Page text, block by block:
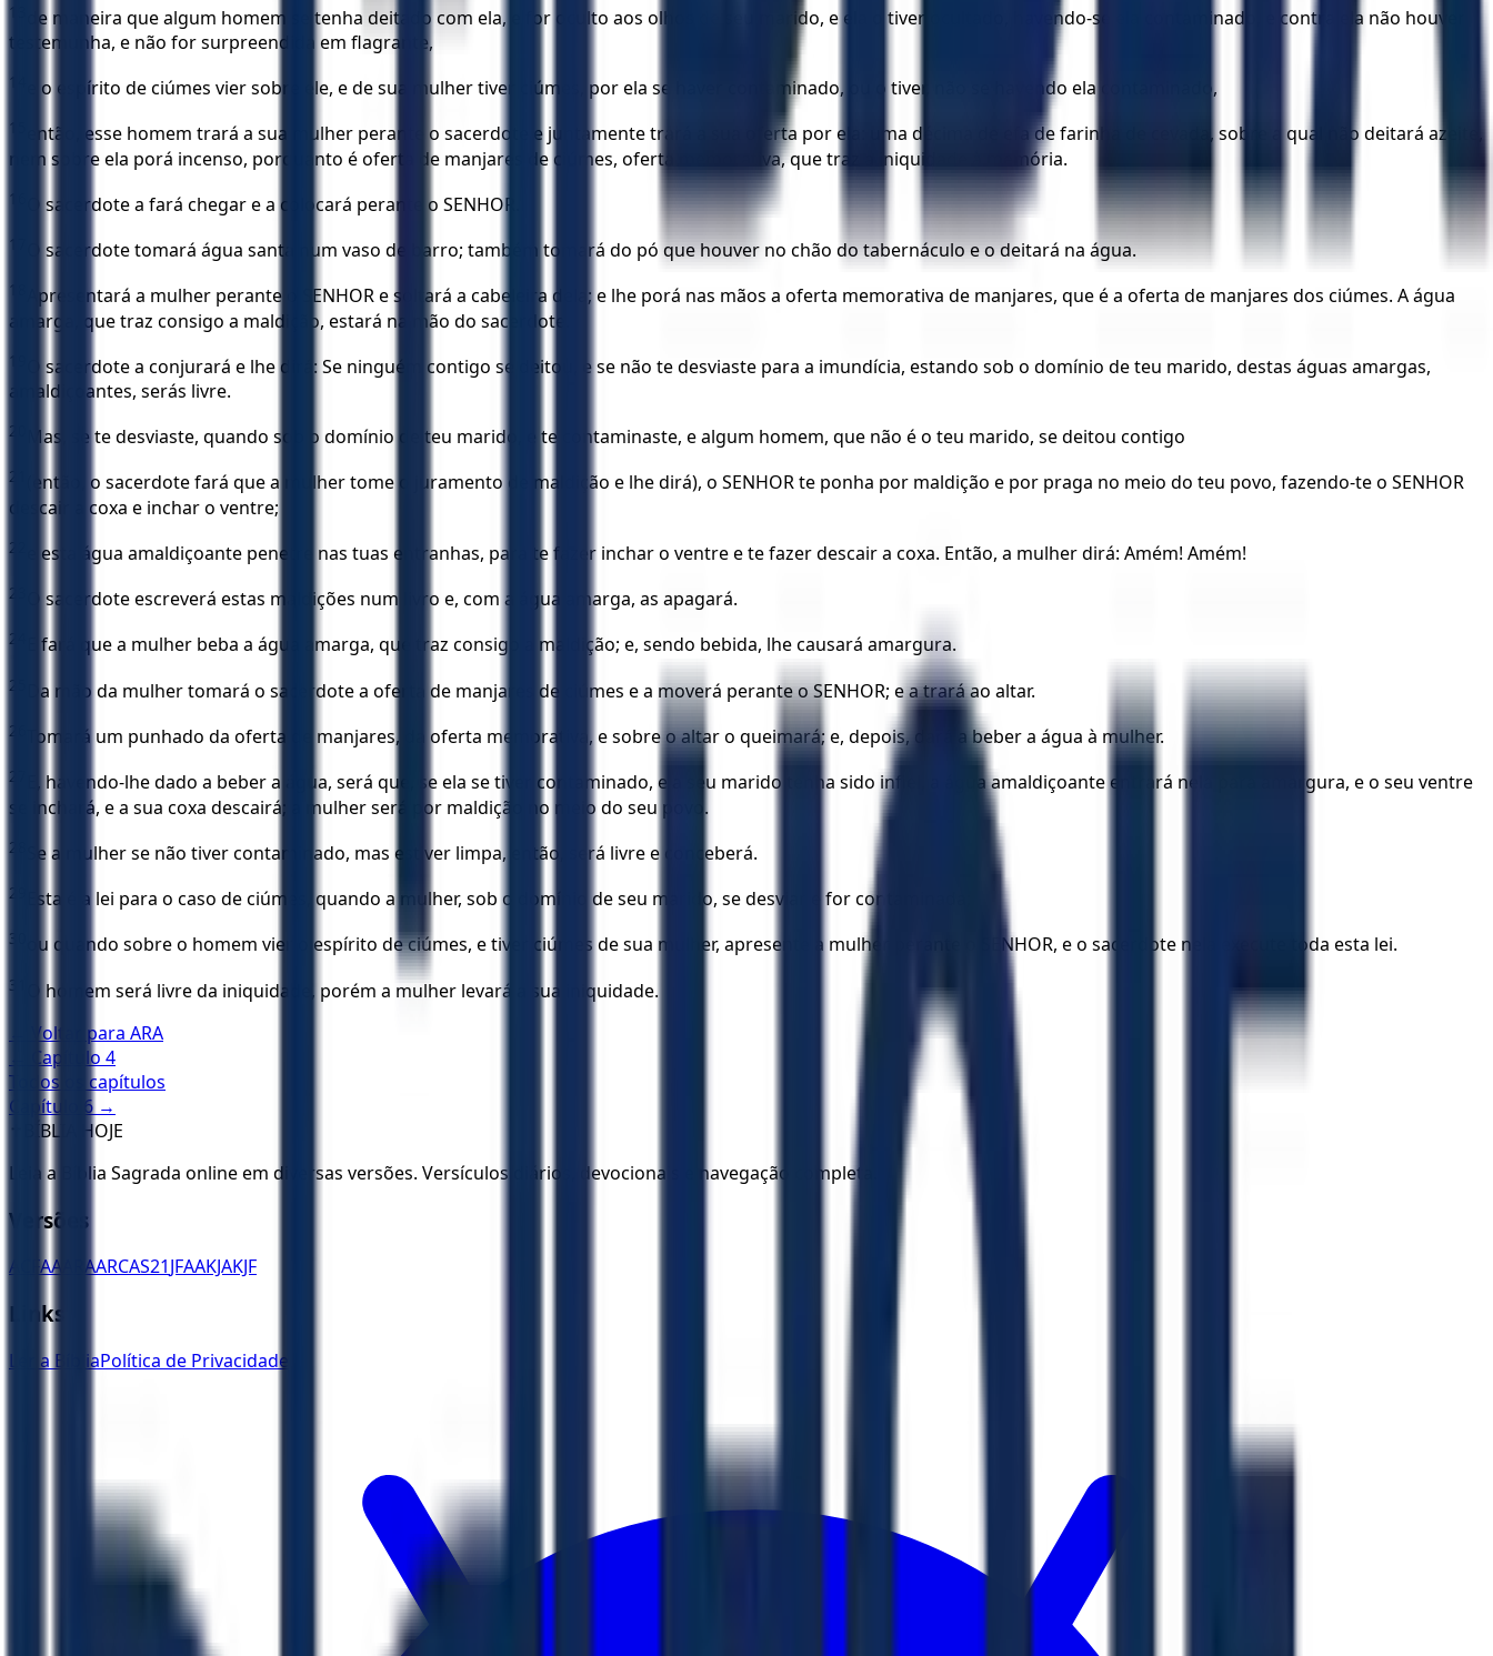
13
de maneira que algum homem se tenha deitado com ela, e for oculto aos olhos de seu marido, e ela o tiver ocultado, havendo-se ela contaminado, e contra ela não houver
testemunha, e não for surpreendida em flagrante,
14 e o espírito de ciúmes vier sobre ele, e de sua mulher tiver ciúmes, por ela se haver contaminado, ou o tiver, não se havendo ela contaminado,
15
então, esse homem trará a sua mulher perante o sacerdote e juntamente trará a sua oferta por ela: uma décima de efa de farinha de cevada, sobre a qual não deitará azeite,
nem sobre ela porá incenso, porquanto é oferta de manjares de ciúmes, oferta memorativa, que traz a iniquidade à memória.
16 O sacerdote a fará chegar e a colocará perante o SENHOR.
17 O sacerdote tomará água santa num vaso de barro; também tomará do pó que houver no chão do tabernáculo e o deitará na água.
18
Apresentará a mulher perante o SENHOR e soltará a cabeleira dela; e lhe porá nas mãos a oferta memorativa de manjares, que é a oferta de manjares dos ciúmes. A água
amarga, que traz consigo a maldição, estará na mão do sacerdote.
19
O sacerdote a conjurará e lhe dirá: Se ninguém contigo se deitou, e se não te desviaste para a imundícia, estando sob o domínio de teu marido, destas águas amargas,
amaldiçoantes, serás livre.
20 Mas, se te desviaste, quando sob o domínio de teu marido, e te contaminaste, e algum homem, que não é o teu marido, se deitou contigo
21
(então, o sacerdote fará que a mulher tome o juramento de maldição e lhe dirá), o SENHOR te ponha por maldição e por praga no meio do teu povo, fazendo-te o SENHOR
descair a coxa e inchar o ventre;
22 e esta água amaldiçoante penetre nas tuas entranhas, para te fazer inchar o ventre e te fazer descair a coxa. Então, a mulher dirá: Amém! Amém!
23 O sacerdote escreverá estas maldições num livro e, com a água amarga, as apagará.
24 E fará que a mulher beba a água amarga, que traz consigo a maldição; e, sendo bebida, lhe causará amargura.
25 Da mão da mulher tomará o sacerdote a oferta de manjares de ciúmes e a moverá perante o SENHOR; e a trará ao altar.
26 Tomará um punhado da oferta de manjares, da oferta memorativa, e sobre o altar o queimará; e, depois, dará a beber a água à mulher.
27
E, havendo-lhe dado a beber a água, será que, se ela se tiver contaminado, e a seu marido tenha sido infiel, a água amaldiçoante entrará nela para amargura, e o seu ventre
se inchará, e a sua coxa descairá; a mulher será por maldição no meio do seu povo.
28 Se a mulher se não tiver contaminado, mas estiver limpa, então, será livre e conceberá.
29 Esta é a lei para o caso de ciúmes, quando a mulher, sob o domínio de seu marido, se desviar e for contaminada;
30 ou quando sobre o homem vier o espírito de ciúmes, e tiver ciúmes de sua mulher, apresente a mulher perante o SENHOR, e o sacerdote nela execute toda esta lei.
31
O homem será livre da iniquidade, porém a mulher levará a sua iniquidade.
← Voltar para ARA
← Capítulo 4
Todos os capítulos
Capítulo
6 →
BÍBLIA HOJE
Leia a Bíblia Sagrada online em diversas versões. Versículos diários, devocionais e navegação completa.
Versões
ACFAA ARAARCAS21JFAAKJAKJF
Links
Ler a BíbliaPolítica de Privacidade